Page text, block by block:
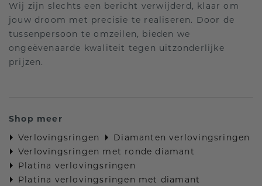
Wij zijn slechts een bericht verwijderd, klaar om
jouw droom met precisie te realiseren. Door de
tussenpersoon te omzeilen, bieden we
ongeëvenaarde kwaliteit tegen uitzonderlijke
prijzen.
Shop meer
Verlovingsringen
Diamanten verlovingsringen
Verlovingsringen met ronde diamant
Platina verlovingsringen
Platina verlovingsringen met diamant